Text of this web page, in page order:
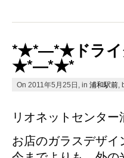
*★*―*★ドライ
★*―*★*
On 2011年5月25日, in 浦和駅前
リオネットセンター
お店のガラスデザイ